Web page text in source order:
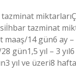
tazminat
14 gün6 ay –
gün1,5 yıl – 3
yıl ve üzeri8